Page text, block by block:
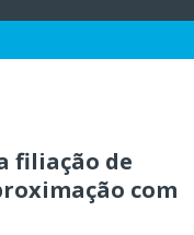
GERAL
filiação de
com